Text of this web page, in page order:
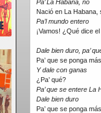
Pa’ La Habana, no
Nació en La Habana,
Pa’l mundo entero
¡Vamos! ¿Qué dice
Dale bien duro, pa’
Pa’ que se ponga
Y dale con ganas
¿Pa’ qué?
Pa’ que se entere La
Dale bien duro
Pa’ que se ponga